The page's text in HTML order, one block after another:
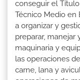
conseguir el
Técnico Medio en
a organizar y
preparar, manejar
maquinaria y
las operaciones
carne, lana y